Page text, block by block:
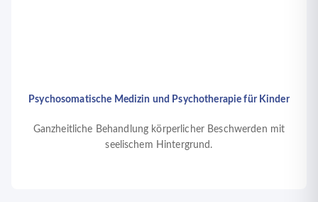
Psychosomatische Medizin und Psychotherapie für Kinder
Ganzheitliche Behandlung körperlicher Beschwerden mit
seelischem Hintergrund.